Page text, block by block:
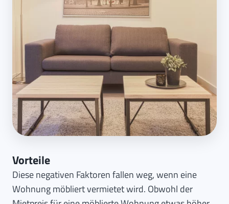
Vorteile
Diese negativen Faktoren fallen weg, wenn eine
Wohnung möbliert vermietet wird. Obwohl der